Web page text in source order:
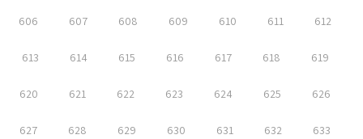
606 607 608 609 610 611 612
613 614 615 616 617 618 619
620 621 622 623 624 625 626
627 628 629 630 631 632 633